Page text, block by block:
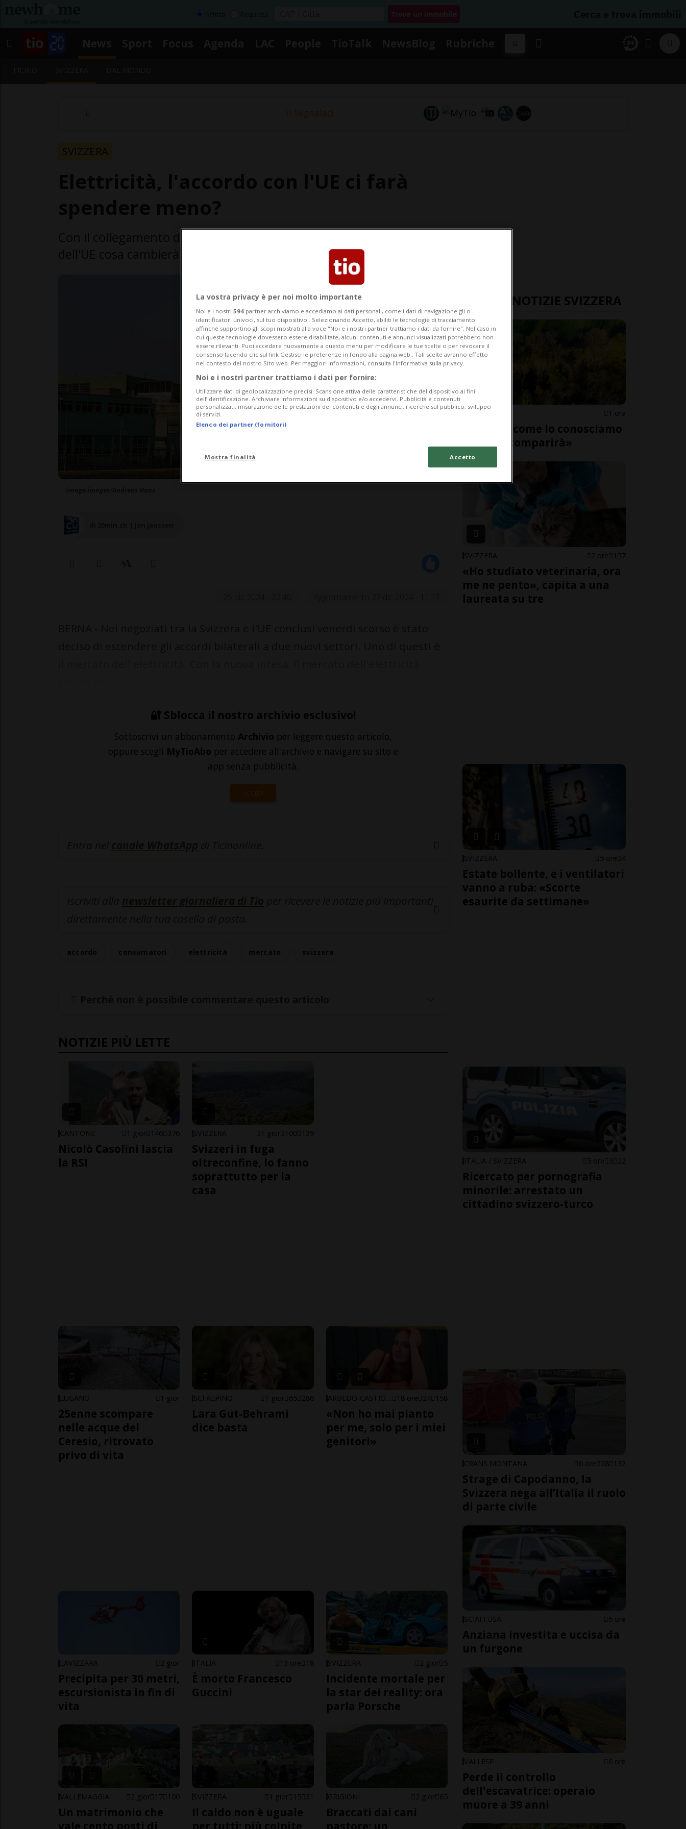
Segnalaci
SVIZZERA
dell'UE cosa cambierà per i consumatori svizzeri?
🔐 Sblocca il nostro archivio esclusivo!
Sottoscrivi un abbonamento Archivio per leggere questo articolo,
oppure scegli MyTioAbo per accedere all'archivio e navigare su sito e
app senza pubblicità.
ACCEDI
NOTIZIE PIÙ LETTE
CANTONE 1 gior 146 376
Nicolò Casolini lascia
la RSI
SVIZZERA 1 gior 100 139
Svizzeri in fuga
oltreconfine, lo fanno
soprattutto per la
casa
LUGANO 1 gior
25enne scompare
nelle acque del
Ceresio, ritrovato
privo di vita
SCI ALPINO 1 gior 65 286
Lara Gut-Behrami
dice basta
18 ore 24 158
«Non ho mai pianto
per me, solo per i miei
genitori»
LAVIZZARA 2 gior
Precipita per 30 metri,
escursionista in fin di
vita
ITALIA 13 ore 18
È morto Francesco
Guccini
SVIZZERA 2 gior 5
Incidente mortale per
la star dei reality: ora
parla Porsche
VALLEMAGGIA 2 gior 17 100
Un matrimonio che
vale cento posti di
SVIZZERA 1 gior 15 31
Il caldo non è uguale
per tutti: più colpite
GRIGIONI 2 gior 65
Braccati dai cani
pastore: un
ULTIME NOTIZIE SVIZZERA
SVIZZERA 1 ora
«Il bosco come lo conosciamo
adesso scomparirà»
SVIZZERA 2 ore 1 7
«Ho studiato veterinaria, ora
me ne pento», capita a una
laureata su tre
SVIZZERA 5 ore 4
Estate bollente, e i ventilatori
vanno a ruba: «Scorte
esaurite da settimane»
ITALIA / SVIZZERA 5 ore 3 22
Ricercato per pornografia
minorile: arrestato un
cittadino svizzero-turco
CRANS MONTANA 6 ore 28 132
Strage di Capodanno, la
Svizzera nega all’Italia il ruolo
di parte civile
SCIAFFUSA 6 ore
Anziana investita e uccisa da
un furgone
VALLESE 6 ore
Perde il controllo
dell'escavatrice: operaio
muore a 39 anni
La vostra privacy è per noi molto importante
Noi e i nostri 594 partner archiviamo e accediamo ai dati personali, come i dati di navigazione gli o
identificatori univoci, sul tuo dispositivo . Selezionando Accetto, abiliti le tecnologie di tracciamento
affinché supportino gli scopi mostrati alla voce "Noi e i nostri partner trattiamo i dati da fornire". Nel caso in
cui queste tecnologie dovessero essere disabilitate, alcuni contenuti e annunci visualizzati potrebbero non
essere rilevanti. Puoi accedere nuovamente a questo menu per modificare le tue scelte o per revocare il
consenso facendo clic sul link Gestisci le preferenze in fondo alla pagina web.. Tali scelte avranno effetto
nel contesto del nostro Sito web. Per maggiori informazioni, consulta l'Informativa sulla privacy.
Noi e i nostri partner trattiamo i dati per fornire:
Utilizzare dati di geolocalizzazione precisi. Scansione attiva delle caratteristiche del dispositivo ai fini
dell’identificazione. Archiviare informazioni su dispositivo e/o accedervi. Pubblicità e contenuti
personalizzati, misurazione delle prestazioni dei contenuti e degli annunci, ricerche sul pubblico, sviluppo
di servizi.
Elenco dei partner (fornitori)
Mostra finalità Accetto